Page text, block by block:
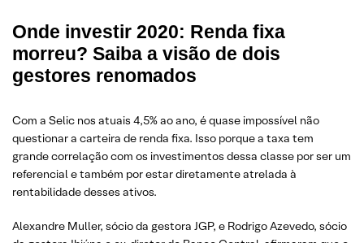
Onde investir 2020: Renda fixa
morreu? Saiba a visão de dois
gestores renomados
Com a Selic nos atuais 4,5% ao ano, é quase impossível não
questionar a carteira de renda fixa. Isso porque a taxa tem
grande correlação com os investimentos dessa classe por ser um
referencial e também por estar diretamente atrelada à
rentabilidade desses ativos.
Alexandre Muller, sócio da gestora JGP, e Rodrigo Azevedo, sócio